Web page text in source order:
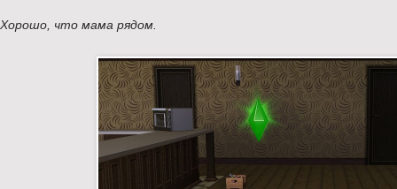
Хорошо, что мама рядом.